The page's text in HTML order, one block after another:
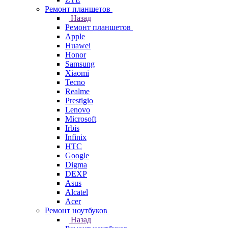
Ремонт планшетов
Назад
Ремонт планшетов
Apple
Huawei
Honor
Samsung
Xiaomi
Tecno
Realme
Prestigio
Lenovo
Microsoft
Irbis
Infinix
HTC
Google
Digma
DEXP
Asus
Alcatel
Acer
Ремонт ноутбуков
Назад